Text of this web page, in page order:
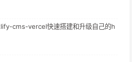
cms-vercel快速搭建和升级自己的h